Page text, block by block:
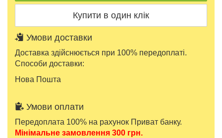
Умови доставки
Доставка здійснюється при 100% передоплаті.
Способи доставки:
Нова Пошта
Умови оплати
Передоплата 100% на рахунок Приват банку.
Мінімальне замовлення 300 грн.